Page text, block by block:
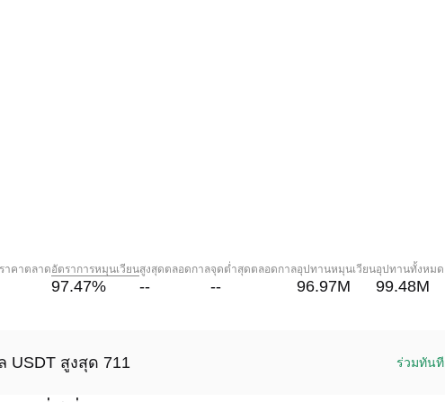
าคาตลาดอัตราการหมุนเวียน
97.47%
สูงสุดตลอดกาล
--
จุดต่ำสุดตลอดกาล
--
อุปทานหมุนเวียน
96.97M
อุปทานทั้งหมด
99.48M
USDT สูงสุด 711 ร่วมทันที